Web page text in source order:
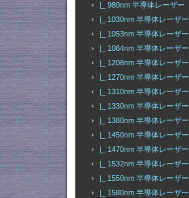
|_ 980nm 半導体レーザー
|_ 1030nm 半導体レーザー
|_ 1053nm 半導体レーザー
|_ 1064nm 半導体レーザー
|_ 1208nm 半導体レーザー
|_ 1270nm 半導体レーザー
|_ 1310nm 半導体レーザー
|_ 1330nm 半導体レーザー
|_ 1380nm 半導体レーザー
|_ 1450nm 半導体レーザー
|_ 1470nm 半導体レーザー
|_ 1532nm 半導体レーザー
|_ 1550nm 半導体レーザー
|_ 1580nm 半導体レーザー